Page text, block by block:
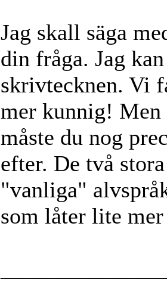
Jag skall säga
din fråga. Jag
skrivtecknen. Vi
mer kunnig! Men
måste du nog
efter. De två
"vanliga"
som låter lite